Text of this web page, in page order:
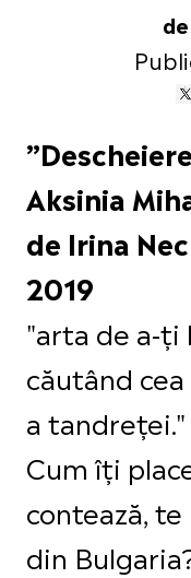
de
Aksinia
de Irina
2019
"arta de a-ți
căutând
a tandreței."
Cum îți
contează,
din